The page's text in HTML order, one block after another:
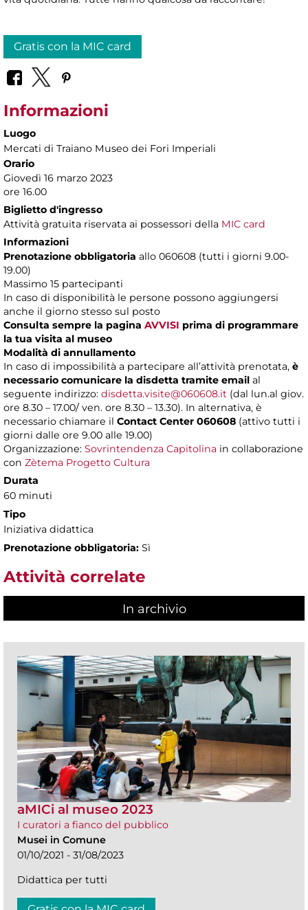
Gratis con la MIC card
Informazioni
Luogo
Mercati di Traiano Museo dei Fori Imperiali
Orario
Giovedì 16 marzo 2023
ore 16.00
Biglietto d'ingresso
Attività gratuita riservata ai possessori della MIC card
Informazioni
Prenotazione obbligatoria allo 060608 (tutti i giorni 9.00-
19.00)
Massimo 15 partecipanti
In caso di disponibilità le persone possono aggiungersi
anche il giorno stesso sul posto
Consulta sempre la pagina AVVISI prima di programmare
la tua visita al museo
Modalità di annullamento
In caso di impossibilità a partecipare all’attività prenotata, è
necessario comunicare la disdetta tramite email al
seguente indirizzo: disdetta.visite@060608.it (dal lun.al giov.
ore 8.30 – 17.00/ ven. ore 8.30 – 13.30). In alternativa, è
necessario chiamare il Contact Center 060608 (attivo tutti i
giorni dalle ore 9.00 alle 19.00)
Organizzazione: Sovrintendenza Capitolina in collaborazione
con Zètema Progetto Cultura
Durata
60 minuti
Tipo
Iniziativa didattica
Prenotazione obbligatoria: Sì
Attività correlate
In archivio
aMICi al museo 2023
I curatori a fianco del pubblico
Musei in Comune
01/10/2021 - 31/08/2023
Didattica per tutti